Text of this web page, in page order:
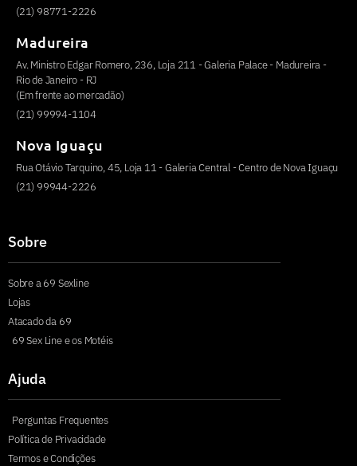
(21) 98771-2226
Madureira
Av. Ministro Edgar Romero, 236, Loja 211 - Galeria Palace - Madureira -
Rio de Janeiro - RJ
(Em frente ao mercadão)
(21) 99994-1104
Nova Iguaçu
Rua Otávio Tarquino, 45, Loja 11 - Galeria Central - Centro de Nova Iguaçu
(21) 99944-2226
Sobre
Sobre a 69 Sexline
Lojas
Atacado da 69
69 Sex Line e os Motéis
Ajuda
Perguntas Frequentes
Política de Privacidade
Termos e Condições